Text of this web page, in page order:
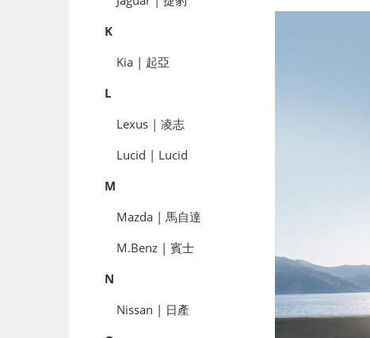
K
Kia | 起亞
L
Lexus | 凌志
Lucid | Lucid
M
Mazda | 馬自達
M.Benz | 賓士
N
Nissan | 日產